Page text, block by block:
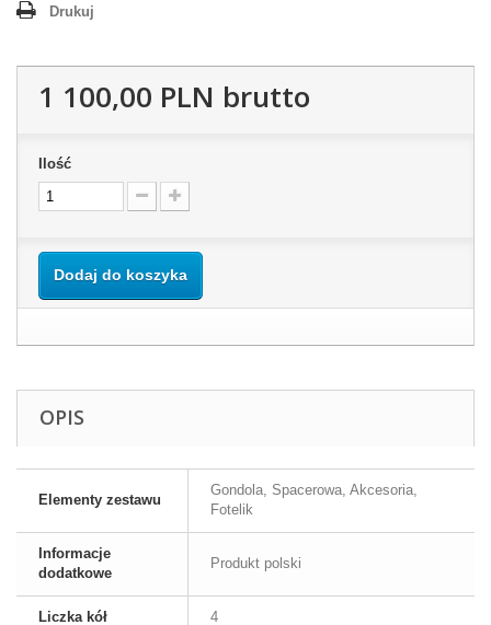
Drukuj
1 100,00 PLN brutto
Ilość
Dodaj do koszyka
OPIS
Elementy zestawu
Gondola, Spacerowa, Akcesoria,
Fotelik
Informacje
dodatkowe
Produkt polski
Liczka kół 4